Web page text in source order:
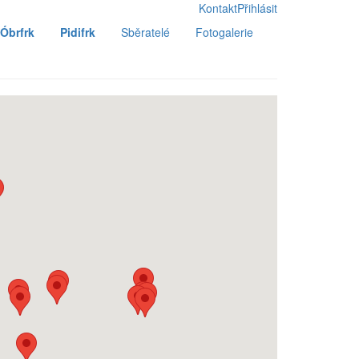
Přihlásit
Kontakt
Óbrfrk
Pidifrk Sběratelé Fotogalerie